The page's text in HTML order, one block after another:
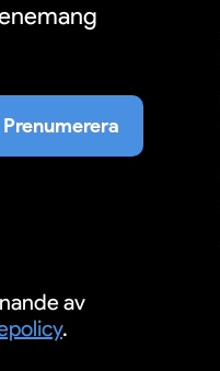
Prenumerera
av
.